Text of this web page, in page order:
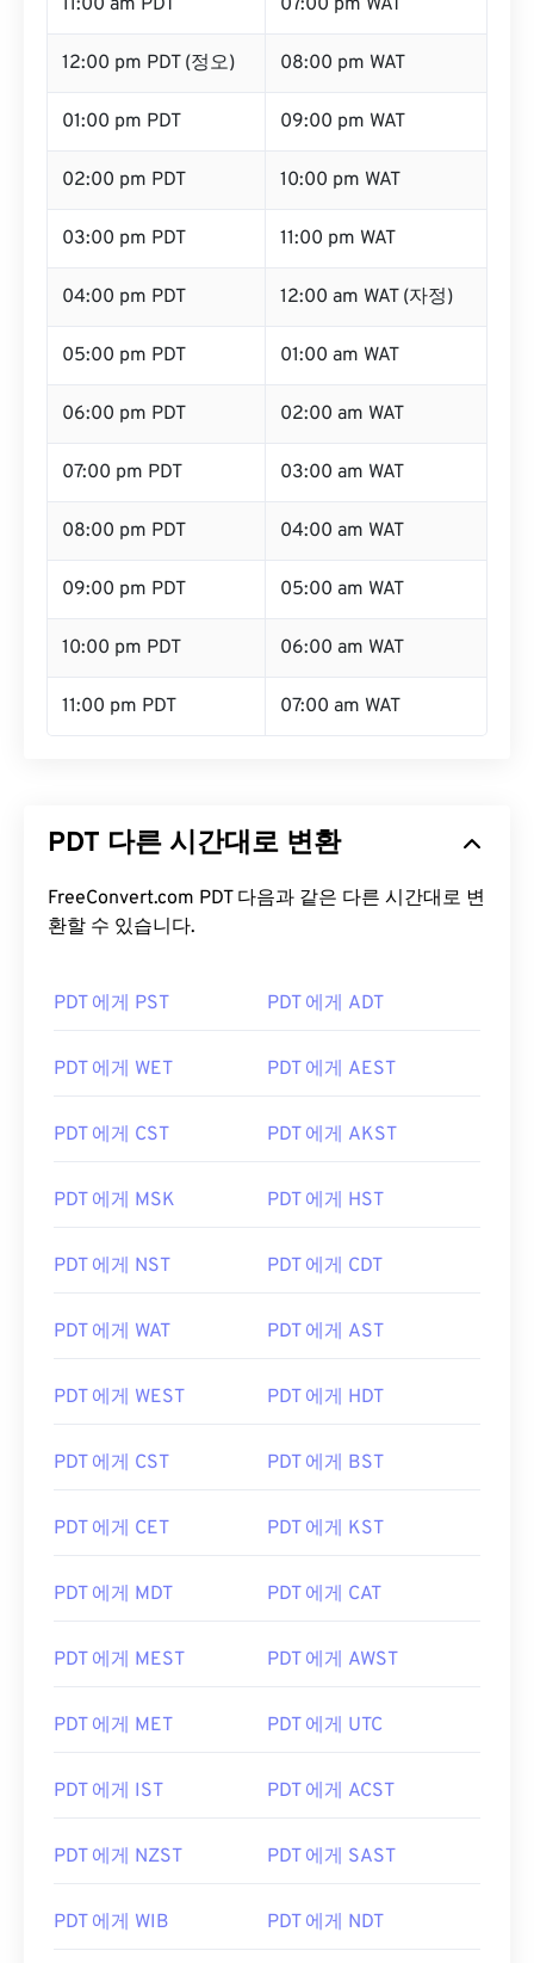
11:00 am PDT 07:00 pm WAT
12:00 pm PDT (정오) 08:00 pm WAT
01:00 pm PDT 09:00 pm WAT
02:00 pm PDT 10:00 pm WAT
03:00 pm PDT 11:00 pm WAT
04:00 pm PDT 12:00 am WAT (자정)
05:00 pm PDT 01:00 am WAT
06:00 pm PDT 02:00 am WAT
07:00 pm PDT 03:00 am WAT
08:00 pm PDT 04:00 am WAT
09:00 pm PDT 05:00 am WAT
10:00 pm PDT 06:00 am WAT
11:00 pm PDT 07:00 am WAT
PDT 다른 시간대로 변환
FreeConvert.com PDT 다음과 같은 다른 시간대로 변
환할 수 있습니다.
PDT 에게 PST PDT 에게 ADT
PDT 에게 WET PDT 에게 AEST
PDT 에게 CST PDT 에게 AKST
PDT 에게 MSK PDT 에게 HST
PDT 에게 NST PDT 에게 CDT
PDT 에게 WAT PDT 에게 AST
PDT 에게 WEST PDT 에게 HDT
PDT 에게 CST PDT 에게 BST
PDT 에게 CET PDT 에게 KST
PDT 에게 MDT PDT 에게 CAT
PDT 에게 MEST PDT 에게 AWST
PDT 에게 MET PDT 에게 UTC
PDT 에게 IST PDT 에게 ACST
PDT 에게 NZST PDT 에게 SAST
PDT 에게 WIB PDT 에게 NDT